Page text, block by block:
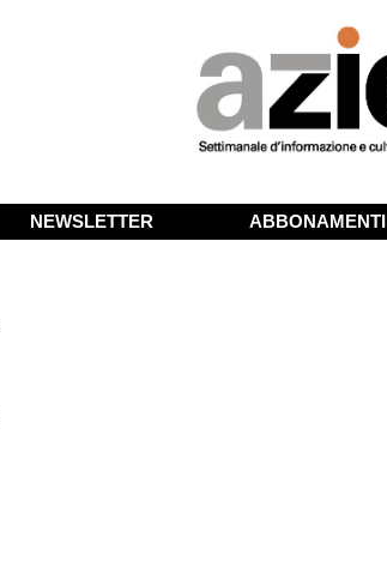
NEWSLETTER ABBONAMENTI